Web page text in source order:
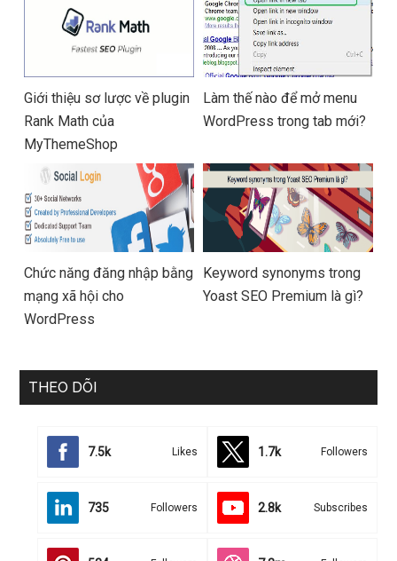
Giới thiệu sơ lược về plugin
Rank Math của
MyThemeShop
Làm thế nào để mở menu
WordPress trong tab mới?
Chức năng đăng nhập bằng
mạng xã hội cho
WordPress
Keyword synonyms trong
Yoast SEO Premium là gì?
THEO DÕI
7.5k Likes 1.7k Followers
735 Followers 2.8k Subscribes